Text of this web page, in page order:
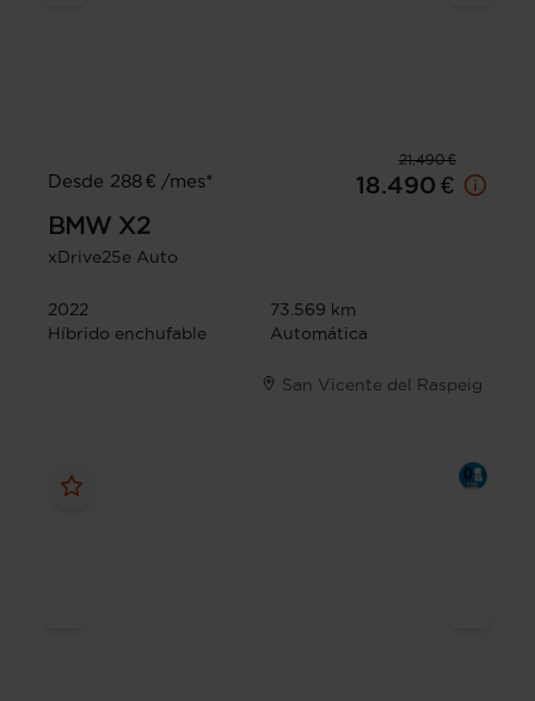
21.490 €
Desde 288 € /mes*
18.490 €
BMW X2
xDrive25e Auto
2022
73.569 km
Híbrido enchufable
Automática
San Vicente del Raspeig